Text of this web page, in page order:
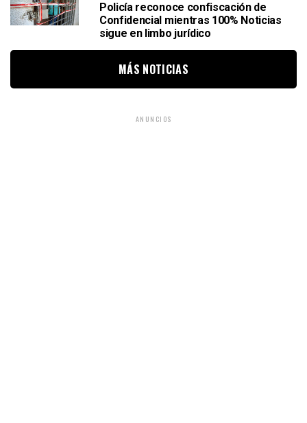
Policía reconoce confiscación de
Confidencial mientras 100% Noticias
sigue en limbo jurídico
MÁS NOTICIAS
ANUNCIOS